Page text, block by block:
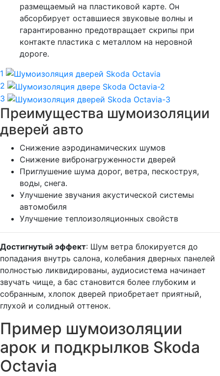
размещаемый на пластиковой карте. Он
абсорбирует оставшиеся звуковые волны и
гарантированно предотвращает скрипы при
контакте пластика с металлом на неровной
дороге.
1
2
3
Преимущества шумоизоляции
дверей авто
Снижение аэродинамических шумов
Снижение вибронагруженности дверей
Приглушение шума дорог, ветра, пескоструя,
воды, снега.
Улучшение звучания акустической системы
автомобиля
Улучшение теплоизоляционных свойств
Достигнутый эффект: Шум ветра блокируется до
попадания внутрь салона, колебания дверных панелей
полностью ликвидированы, аудиосистема начинает
звучать чище, а бас становится более глубоким и
собранным, хлопок дверей приобретает приятный,
глухой и солидный оттенок.
Пример шумоизоляции
арок и подкрылков Skoda
Octavia